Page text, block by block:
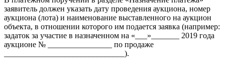
заявитель должен указать дату проведения аукциона, номер
аукциона (лота) и наименование выставленного на аукцион
объекта, в отношении которого им подается заявка (например:
задаток за участие в назначенном на «___»_______ 2019 года
аукционе № ________________ по продаже
______________________________).